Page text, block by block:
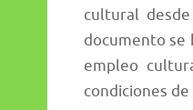
cultural
documento se
empleo
condiciones